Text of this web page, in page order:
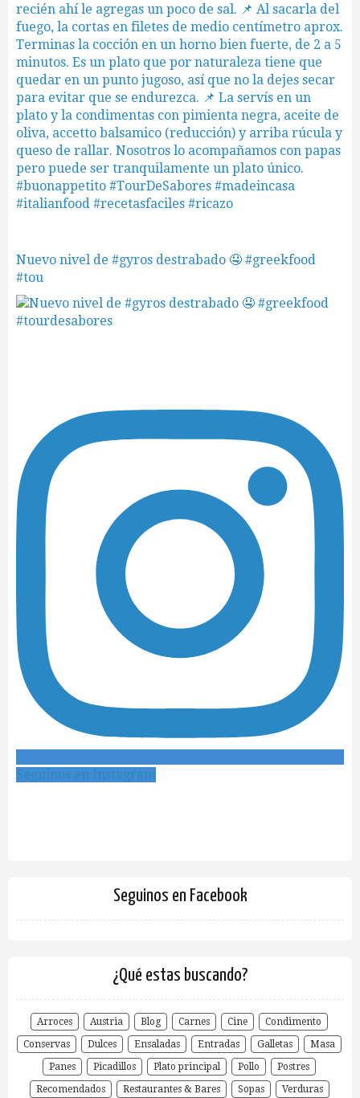
Nuevo nivel de #gyros destrabado 🤤 #greekfood
#tou
Seguinos en Facebook
¿Qué estas buscando?
Arroces Austria Blog Carnes Cine
Condimento
Conservas
Dulces Ensaladas Entradas Galletas
Masa
Panes
Picadillos Plato principal Pollo
Postres
Recomendados
Restaurantes & Bares Sopas Verduras